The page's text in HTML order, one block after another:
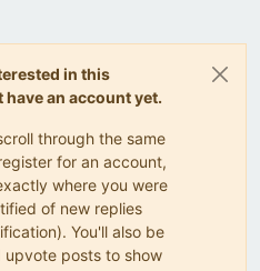
in this
an account yet.
through the same
for an account,
where you were
of new replies
You'll also be
posts to show